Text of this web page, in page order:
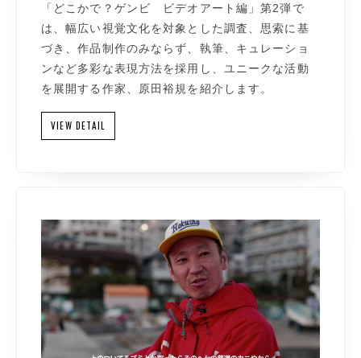
「どこかで？ゲンビ ビデオアート編」第2弾で
は、幅広い視覚文化を対象とした調査、思索に基
づき、作品制作のみならず、執筆、キュレーショ
ンなど多彩な表現方法を採用し、ユニークな活動
を展開する作家、原田裕規を紹介します。
VIEW DETAIL